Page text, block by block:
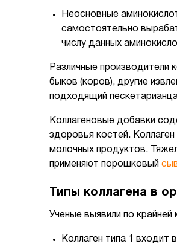
Неосновные
самостоятельно
числу данных
Различные производители
быков (коров), другие
подходящий
Коллагеновые добавки
здоровья костей.
молочных продуктов.
применяют порошковый
Типы коллагена в
Ученые выявили по
Коллаген типа 1 входит